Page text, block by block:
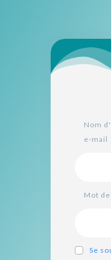
Nom
e-mail
Mot
Se